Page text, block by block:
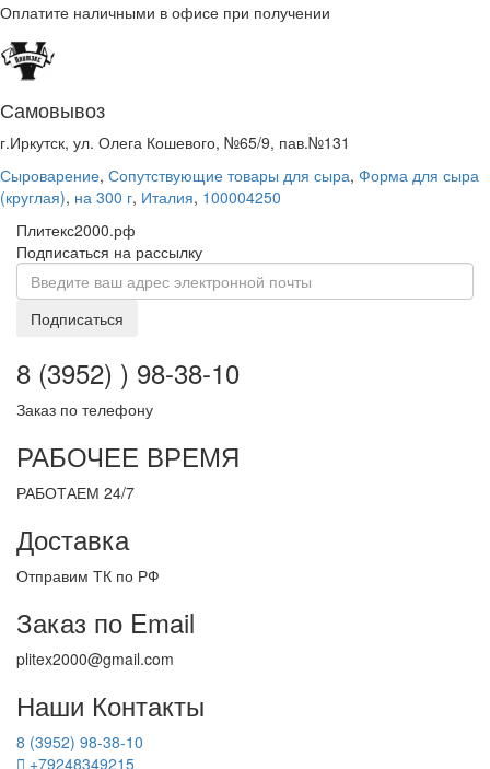
Оплатите наличными в офисе при получении
Самовывоз
г.Иркутск, ул. Олега Кошевого, №65/9, пав.№131
Сыроварение, Сопутствующие товары для сыра, Форма для сыра
(круглая), на 300 г, Италия, 100004250
Плитекс2000.рф
Подписаться на рассылку
Подписаться
8 (3952) ) 98-38-10
Заказ по телефону
РАБОЧЕЕ ВРЕМЯ
РАБОТАЕМ 24/7
Доставка
Отправим ТК по РФ
Заказ по Email
plitex2000@gmail.com
Наши Контакты
8 (3952) 98-38-10
+79248349215